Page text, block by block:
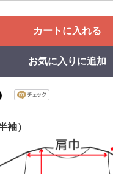
カートに入れる
お気に入りに追加
袖）